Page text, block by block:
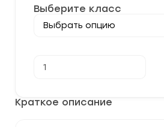
Краткое описание
Выберите класс
товара
этап
по